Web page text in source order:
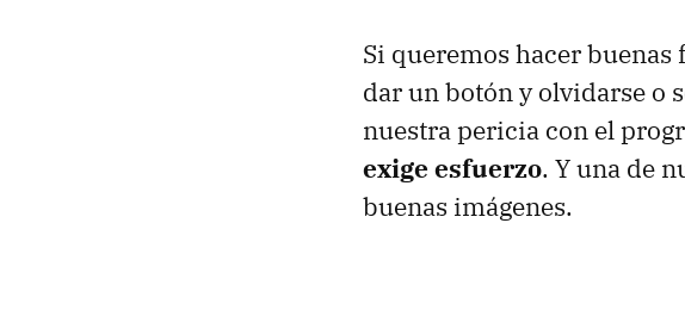
Si queremos hacer
dar un botón y olvidarse o
nuestra pericia con el
exige esfuerzo. Y una de
buenas imágenes.